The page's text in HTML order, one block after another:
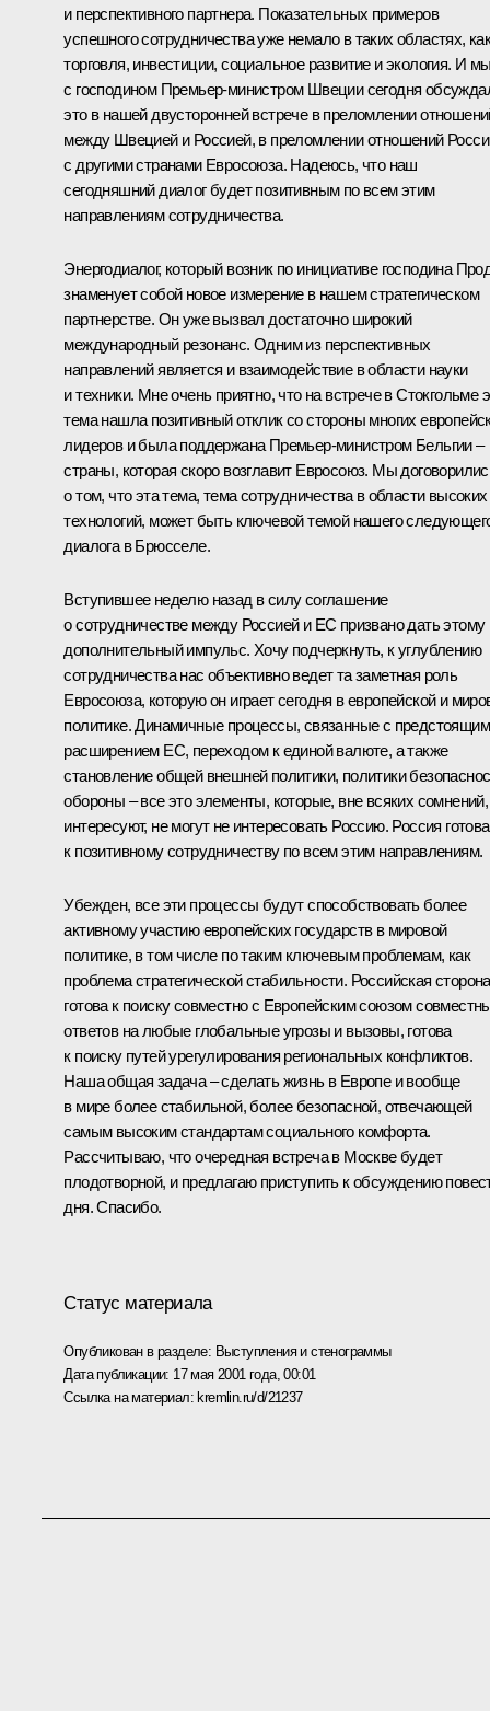
и перспективного партнера. Показательных примеров
успешного сотрудничества уже немало в таких областях,
торговля, инвестиции, социальное развитие и экология. И
с господином Премьер-министром Швеции сегодня
это в нашей двусторонней встрече в преломлении
между Швецией и Россией, в преломлении отношений
с другими странами Евросоюза. Надеюсь, что наш
сегодняшний диалог будет позитивным по всем этим
направлениям сотрудничества.
Энергодиалог, который возник по инициативе господина
знаменует собой новое измерение в нашем стратегическом
партнерстве. Он уже вызвал достаточно широкий
международный резонанс. Одним из перспективных
направлений является и взаимодействие в области науки
и техники. Мне очень приятно, что на встрече в Стокгольме
тема нашла позитивный отклик со стороны многих
лидеров и была поддержана Премьер-министром Бельгии –
страны, которая скоро возглавит Евросоюз. Мы
о том, что эта тема, тема сотрудничества в области высоких
технологий, может быть ключевой темой нашего
диалога в Брюсселе.
Вступившее неделю назад в силу соглашение
о сотрудничестве между Россией и ЕС призвано дать этому
дополнительный импульс. Хочу подчеркнуть, к углублению
сотрудничества нас объективно ведет та заметная роль
Евросоюза, которую он играет сегодня в европейской и
политике. Динамичные процессы, связанные с предстоящим
расширением ЕС, переходом к единой валюте, а также
становление общей внешней политики, политики
обороны – все это элементы, которые, вне всяких сомнений,
интересуют, не могут не интересовать Россию. Россия готова
к позитивному сотрудничеству по всем этим направлениям.
Убежден, все эти процессы будут способствовать более
активному участию европейских государств в мировой
политике, в том числе по таким ключевым проблемам, как
проблема стратегической стабильности. Российская сторона
готова к поиску совместно с Европейским союзом
ответов на любые глобальные угрозы и вызовы, готова
к поиску путей урегулирования региональных конфликтов.
Наша общая задача – сделать жизнь в Европе и вообще
в мире более стабильной, более безопасной, отвечающей
самым высоким стандартам социального комфорта.
Рассчитываю, что очередная встреча в Москве будет
плодотворной, и предлагаю приступить к обсуждению
дня. Спасибо.
Статус материала
Опубликован в разделе: Выступления и стенограммы
Дата публикации: 17 мая 2001 года, 00:01
Ссылка на материал:kremlin.ru/d/21237